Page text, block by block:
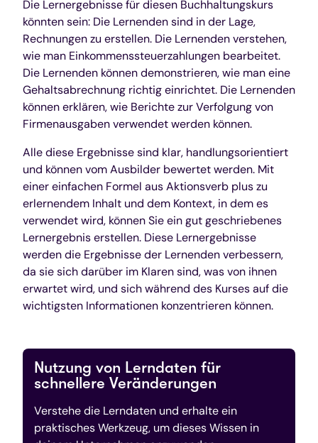
Die Lernergebnisse für diesen Buchhaltungskurs
könnten sein: Die Lernenden sind in der Lage,
Rechnungen zu erstellen. Die Lernenden verstehen,
wie man Einkommenssteuerzahlungen bearbeitet.
Die Lernenden können demonstrieren, wie man eine
Gehaltsabrechnung richtig einrichtet. Die Lernenden
können erklären, wie Berichte zur Verfolgung von
Firmenausgaben verwendet werden können.
Alle diese Ergebnisse sind klar, handlungsorientiert
und können vom Ausbilder bewertet werden. Mit
einer einfachen Formel aus Aktionsverb plus zu
erlernendem Inhalt und dem Kontext, in dem es
verwendet wird, können Sie ein gut geschriebenes
Lernergebnis erstellen. Diese Lernergebnisse
werden die Ergebnisse der Lernenden verbessern,
da sie sich darüber im Klaren sind, was von ihnen
erwartet wird, und sich während des Kurses auf die
wichtigsten Informationen konzentrieren können.
Nutzung von Lerndaten für
schnellere Veränderungen
Verstehe die Lerndaten und erhalte ein
praktisches Werkzeug, um dieses Wissen in